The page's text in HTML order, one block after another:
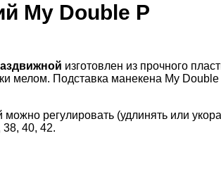
My Double P
изготовлен из прочного
мелом. Подставка манекена My
регулировать (удлинять или
40, 42.